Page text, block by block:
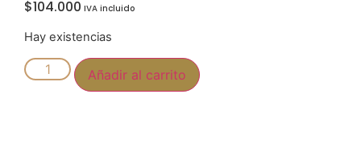
$104.000
Hay existencias
Añadir al carrito